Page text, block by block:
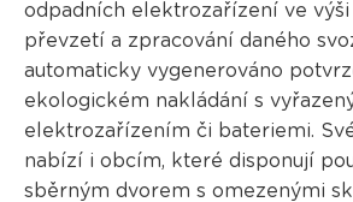
odpadních elektrozařízení ve
převzetí a zpracování daného
automaticky vygenerováno
ekologickém nakládání s
elektrozařízením či bateriemi.
nabízí i obcím, které disponují
sběrným dvorem s omezenými